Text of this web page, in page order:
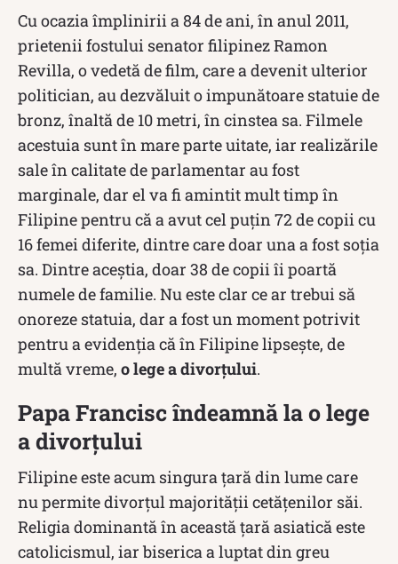
Cu ocazia împlinirii a 84 de ani, în anul 2011,
prietenii fostului senator filipinez Ramon
Revilla, o vedetă de film, care a devenit ulterior
politician, au dezvăluit o impunătoare statuie de
bronz, înaltă de 10 metri, în cinstea sa. Filmele
acestuia sunt în mare parte uitate, iar realizările
sale în calitate de parlamentar au fost
marginale, dar el va fi amintit mult timp în
Filipine pentru că a avut cel puțin 72 de copii cu
16 femei diferite, dintre care doar una a fost soția
sa. Dintre aceștia, doar 38 de copii îi poartă
numele de familie. Nu este clar ce ar trebui să
onoreze statuia, dar a fost un moment potrivit
pentru a evidenția că în Filipine lipsește, de
multă vreme, o lege a divorțului.
Papa Francisc îndeamnă la o lege
a divorțului
Filipine este acum singura țară din lume care
nu permite divorțul majorității cetățenilor săi.
Religia dominantă în această țară asiatică este
catolicismul, iar biserica a luptat din greu